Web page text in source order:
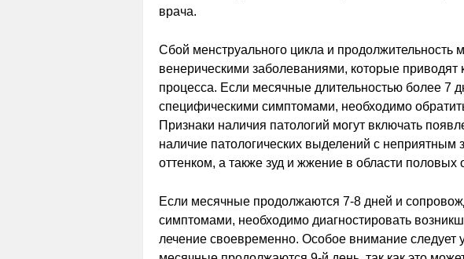
врача.
Сбой менструального цикла и продолжительность
венерическими заболеваниями, которые приводят
процесса. Если месячные длительностью более 7
специфическими симптомами, необходимо
Признаки наличия патологий могут включать
наличие патологических выделений с
оттенком, а также зуд и жжение в области половых
Если месячные продолжаются 7-8 дней и
симптомами, необходимо диагностировать
лечение своевременно. Особое внимание следует